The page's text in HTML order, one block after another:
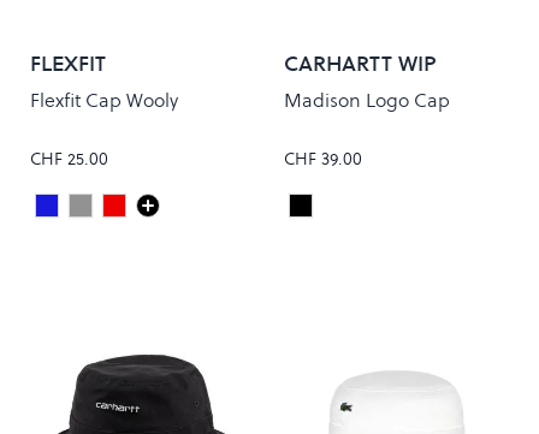
FLEXFIT
Flexfit Cap Wooly
CHF 25.00
Colour
Dark Navy
GreyMaroon
CARHARTT WIP
Madison Logo Cap
CHF 39.00
Colour
Black/White